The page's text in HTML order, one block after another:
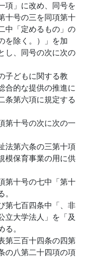
項」に改め、同号を
十号の三を同項第十
中「定めるもの」の
を除く。）」を加
し、同号の次に次の
子どもに関する教
合的な提供の推進に
条第六項に規定する
第十号の次に次の一
法第六条の三第十項
模保育事業の用に供
第十号の七中「第十
第七百四条中「、非
立大学法人」を「及
。
第三百十四条の四第
の八第二十四項の項